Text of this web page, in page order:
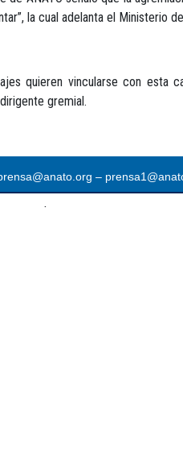
la cual adelanta el Ministerio
quieren vincularse con esta
gremial.
–